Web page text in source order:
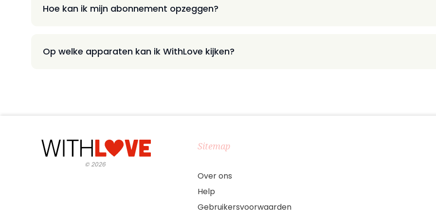
Hoe kan ik mijn abonnement opzeggen?
Op welke apparaten kan ik WithLove kijken?
©2026
Sitemap
Over ons
Help
Gebruikersvoorwaarden